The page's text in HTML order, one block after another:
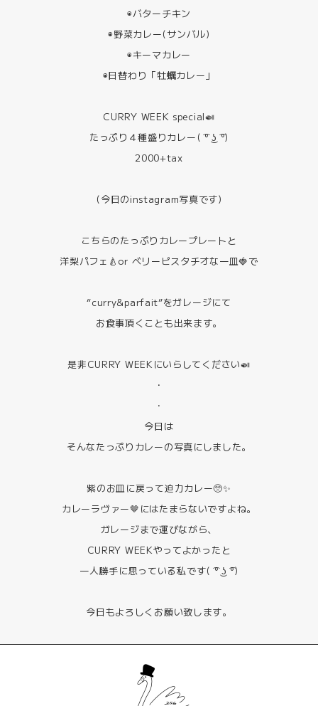
◉バターチキン
◉野菜カレー(サンバル)
◉キーマカレー
◉日替わり「牡蠣カレー」
CURRY WEEK special🍛
たっぷり４種盛りカレー( ͡° ͜ʖ ͡°)
2000+tax
(今日のinstagram写真です)
こちらのたっぷりカレープレートと
洋梨パフェ🍐or ベリーピスタチオな一皿🍓で
“curry&parfait”をガレージにて
お食事頂くことも出来ます。
是非CURRY WEEKにいらしてください🍛
・
・
今日は
そんなたっぷりカレーの写真にしました。
紫のお皿に戻って迫力カレー🥺✨
カレーラヴァー🤎にはたまらないですよね。
ガレージまで運びながら、
CURRY WEEKやってよかったと
一人勝手に思っている私です( ͡° ͜ʖ ͡°)
今日もよろしくお願い致します。